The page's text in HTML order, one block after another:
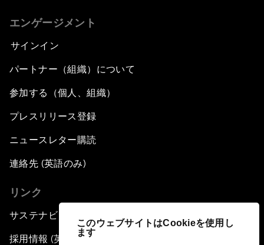
このウェブサイトはCookieを使用し
ます
エンゲージメント
サインイン
パートナー（組織）について
参加する（個人、組織）
プレスリリース登録
ニュースレター購読
連絡先 (英語のみ)
リンク
サステナビリティへの取り組み
採用情報 (英語のみ)